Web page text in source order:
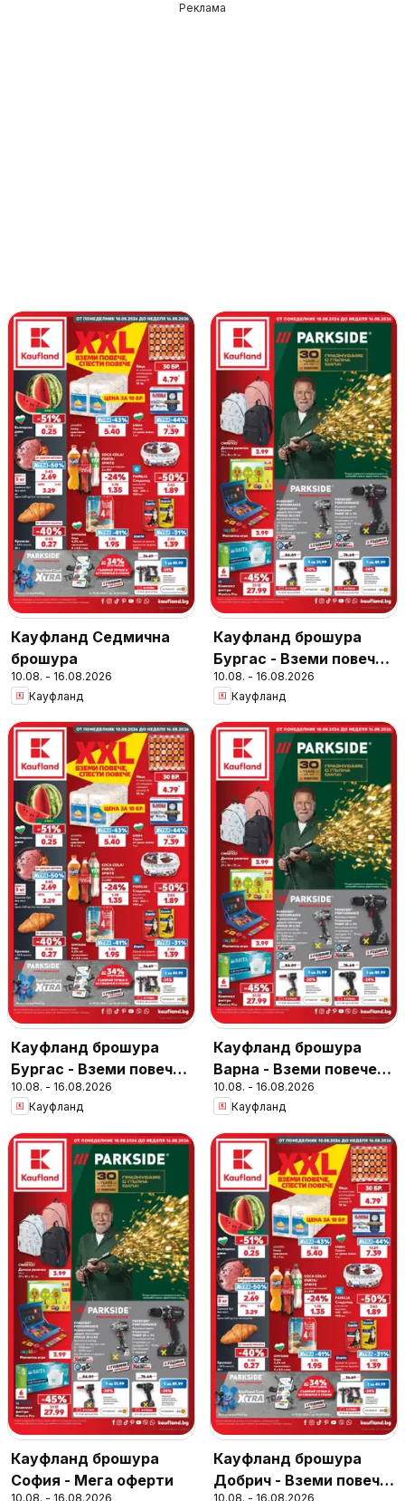
Реклама
Кауфланд Седмична
брошура
10.08. - 16.08.2026
Кауфланд
Кауфланд брошура
Бургас - Вземи повече,
спести повече
10.08. - 16.08.2026
Кауфланд
Кауфланд брошура
Бургас - Вземи повече,
спести повече
10.08. - 16.08.2026
Кауфланд
Кауфланд брошура
Варна - Вземи повече,
спести повече
10.08. - 16.08.2026
Кауфланд
Кауфланд брошура
София - Мега оферти
10.08. - 16.08.2026
Кауфланд брошура
Добрич - Вземи повече,
10.08. - 16.08.2026